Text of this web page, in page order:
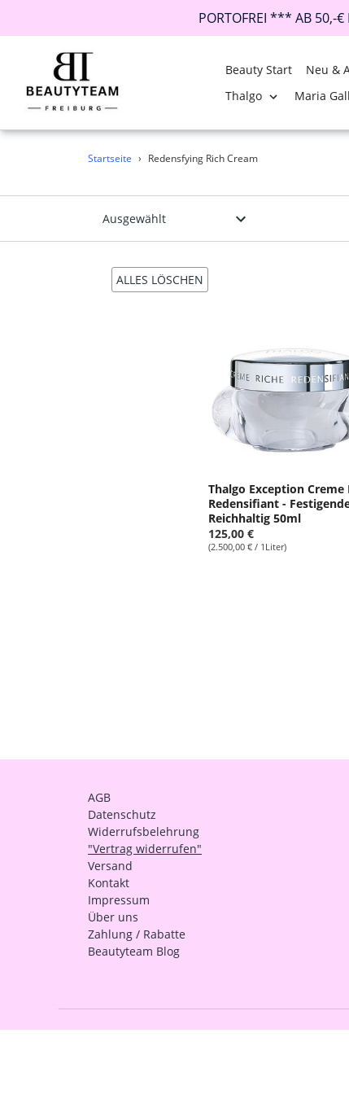
PORTOFREI *** AB 50,-
Beauty Start Neu &
Thalgo
Maria
Startseite › Redensfying Rich Cream
ALLES LÖSCHEN
Thalgo Exception Creme
Redensifiant -
Reichhaltig 50ml
125,00 €
(2.500,00 € / 1Liter)
AGB
Datenschutz
Widerrufsbelehrung
"Vertrag widerrufen"
Versand
Kontakt
Impressum
Über uns
Zahlung / Rabatte
Beautyteam Blog